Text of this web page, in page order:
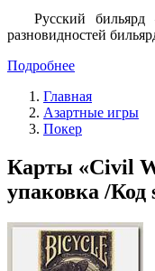
Русский
разновидностей
Подробнее
Главная
Азартные игры
Покер
Карты «Civil
упаковка /Код